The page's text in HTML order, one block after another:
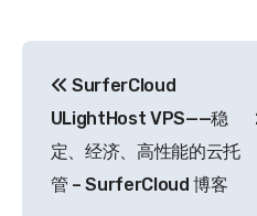
章
导
航
SurferCloud
ULightHost VPS——稳
定、经济、高性能的云托
管 – SurferCloud 博客